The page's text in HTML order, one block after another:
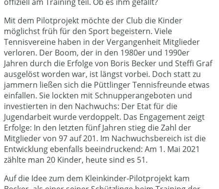
Mit dem Pilotprojekt möchte der Club die Kinder
möglichst früh für den Sport begeistern. Viele
Tennisvereine haben in der Vergangenheit Mitglieder
verloren. Der Boom, der in den 1980er und 1990er
Jahren durch die Erfolge von Boris Becker und Steffi Graf
ausgelöst worden war, ist längst vorbei. Doch statt zu
jammern ließen sich die Püttlinger Tennisfreunde etwas
einfallen. Sie lockten mit Schnupperangeboten und
investierten in den Nachwuchs: Der Etat für die
Jugendarbeit wurde verdoppelt. Das Engagement zeigt
Erfolge: In den letzten fünf Jahren stieg die Zahl der
Mitglieder von 97 auf 201. Im Nachwuchsbereich ist die
Entwicklung ebenfalls beeindruckend: Am 1. Mai 2021
zählte man 20 Kinder, heute sind es 51.
Auf die Idee zum dem Kleinkinder-Pilotprojekt kam